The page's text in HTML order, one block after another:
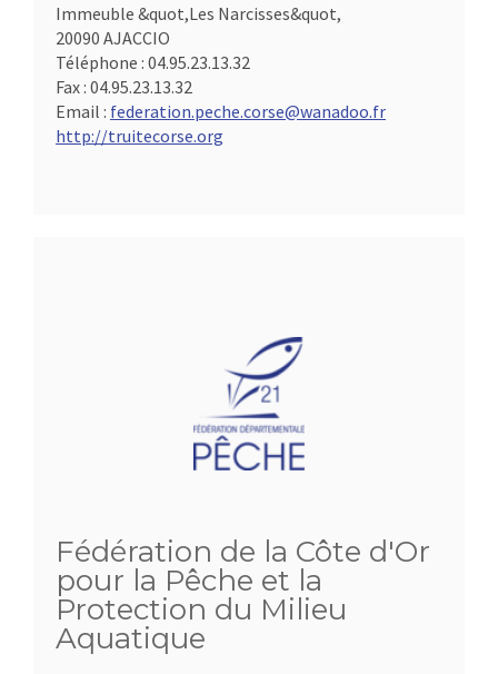
Immeuble &quot,Les Narcisses&quot,
20090 AJACCIO
Téléphone : 04.95.23.13.32
Fax : 04.95.23.13.32
Email : federation.peche.corse@wanadoo.fr
http://truitecorse.org
Fédération de la Côte d'Or
pour la Pêche et la
Protection du Milieu
Aquatique